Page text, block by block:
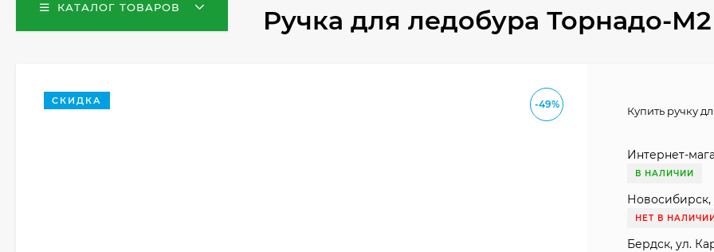
КАТАЛОГ ТОВАРОВ Ручка для ледобура Торнадо-М2
-49%
СКИДКА
Купить ручку
Интернет-
В НАЛИЧИИ
Новосибирск,
НЕТ В
Бердск, ул.